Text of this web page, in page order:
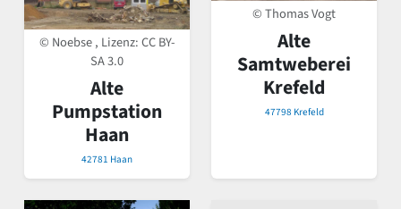
© Noebse , Lizenz:CC BY-
SA 3.0
Alte
Pumpstation
Haan
42781 Haan
© Thomas Vogt
Alte
Samtweberei
Krefeld
47798 Krefeld